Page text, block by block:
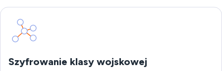
Szyfrowanie klasy wojskowej